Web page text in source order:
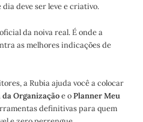
deve ser leve e criativo.
da noiva real. É onde a
as melhores indicações de
a Rubia ajuda você a colocar
da Organizaçãoe oPlanner Meu
definitivas para quem